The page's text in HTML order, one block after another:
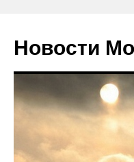
Новости